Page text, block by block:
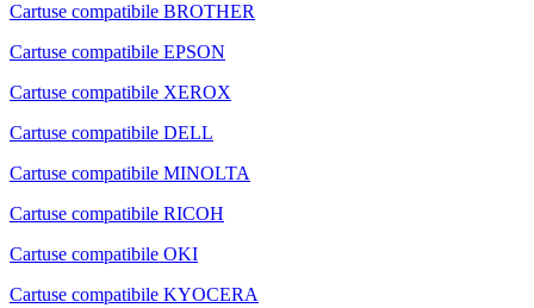
Cartuse compatibile BROTHER
Cartuse compatibile EPSON
Cartuse compatibile XEROX
Cartuse compatibile DELL
Cartuse compatibile MINOLTA
Cartuse compatibile RICOH
Cartuse compatibile OKI
Cartuse compatibile KYOCERA